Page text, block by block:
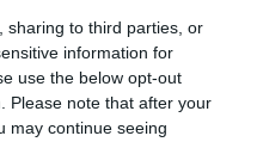
sharing to third parties, or
information for
use the below opt-out
Please note that after your
may continue seeing
Ψεκαστήρας χημικών